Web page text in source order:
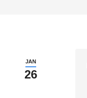
JAN
26